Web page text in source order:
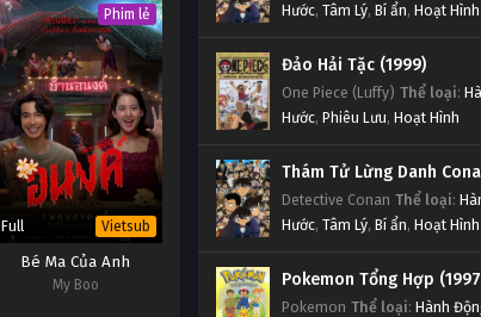
Phim lẻ
Full Vietsub
Bé Ma Của Anh
My Boo
Hước, Tâm Lý, Bí ẩn, Hoạt Hình
Đảo Hải Tặc (1999)
One Piece (Luffy) Thể loại:
Hước, Phiêu Lưu, Hoạt Hình
Thám Tử Lừng Danh
Detective Conan Thể loại:
Hước, Tâm Lý, Bí ẩn, Hoạt Hình
Pokemon Tổng Hợp
Pokemon Thể loại: Hành